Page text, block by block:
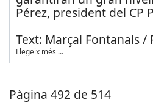
Pérez, president del CP
Text: Marçal Fontanals /
Llegeix més …
Pàgina 492 de 514